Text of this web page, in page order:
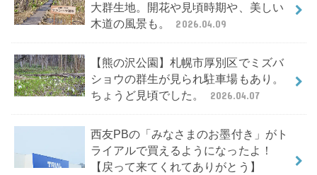
大群生地。開花や見頃時期や、美しい
木道の風景も。
2026.04.09
【熊の沢公園】札幌市厚別区でミズバ
ショウの群生が見られ駐車場もあり。
ちょうど見頃でした。
2026.04.07
西友PBの「みなさまのお墨付き」がト
ライアルで買えるようになったよ！
【戻って来てくれてありがとう】